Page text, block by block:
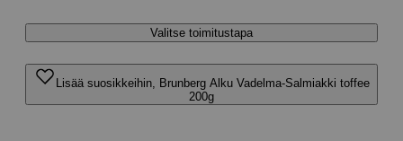
Valitse toimitustapa
Lisää suosikkeihin, Brunberg Alku Vadelma-Salmiakki toffee
200g